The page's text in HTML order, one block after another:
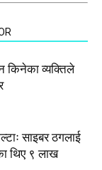
किनेका व्यक्तिले
साइबर ठगलाई
थिए ९ लाख